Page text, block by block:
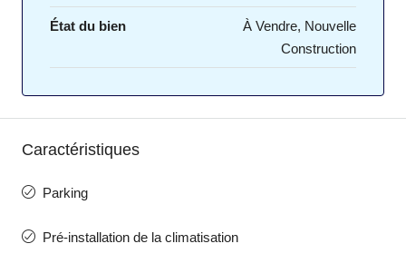
État du bien
À Vendre, Nouvelle
Construction
Caractéristiques
Parking
Pré-installation de la climatisation